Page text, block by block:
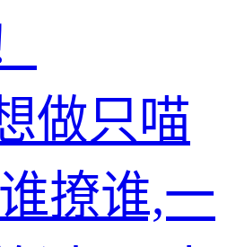
做只喵
撩谁,一